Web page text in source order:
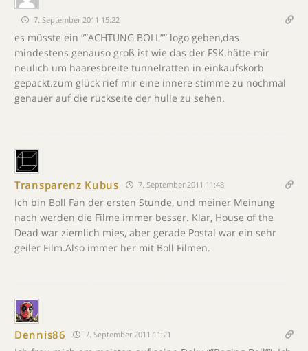
7. September 2011 15:22
es müsste ein “”ACHTUNG BOLL”” logo geben,das
mindestens genauso groß ist wie das der FSK.hätte mir
neulich um haaresbreite tunnelratten in einkaufskorb
gepackt.zum glück rief mir eine innere stimme zu nochmal
genauer auf die rückseite der hülle zu sehen.
Transparenz Kubus 7. September 2011 11:48
Ich bin Boll Fan der ersten Stunde, und meiner Meinung
nach werden die Filme immer besser. Klar, House of the
Dead war ziemlich mies, aber gerade Postal war ein sehr
geiler Film.Also immer her mit Boll Filmen.
Dennis86 7. September 2011 11:21